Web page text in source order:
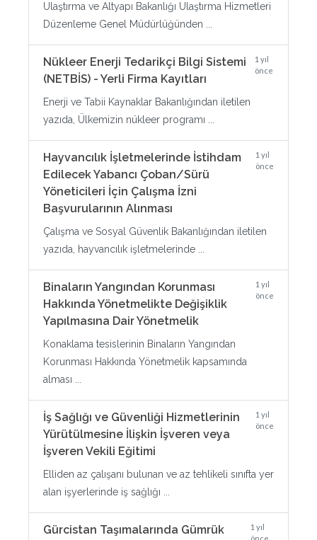
Ulaştırma ve Altyapı Bakanlığı Ulaştırma Hizmetleri
Düzenleme Genel Müdürlüğünden ...
Nükleer Enerji Tedarikçi Bilgi Sistemi
(NETBİS) - Yerli Firma Kayıtları
1 yıl
önce
Enerji ve Tabii Kaynaklar Bakanlığından iletilen
yazıda, Ülkemizin nükleer programı ...
Hayvancılık İşletmelerinde İstihdam
Edilecek Yabancı Çoban/Sürü
Yöneticileri İçin Çalışma İzni
Başvurularının Alınması
1 yıl
önce
Çalışma ve Sosyal Güvenlik Bakanlığından iletilen
yazıda, hayvancılık işletmelerinde ...
Binaların Yangından Korunması
Hakkında Yönetmelikte Değişiklik
Yapılmasına Dair Yönetmelik
1 yıl
önce
Konaklama tesislerinin Binaların Yangından
Korunması Hakkında Yönetmelik kapsamında
alması ...
İş Sağlığı ve Güvenliği Hizmetlerinin
Yürütülmesine İlişkin İşveren veya
İşveren Vekili Eğitimi
1 yıl
önce
Elliden az çalışanı bulunan ve az tehlikeli sınıfta yer
alan işyerlerinde iş sağlığı ...
Gürcistan Taşımalarında Gümrük
1 yıl